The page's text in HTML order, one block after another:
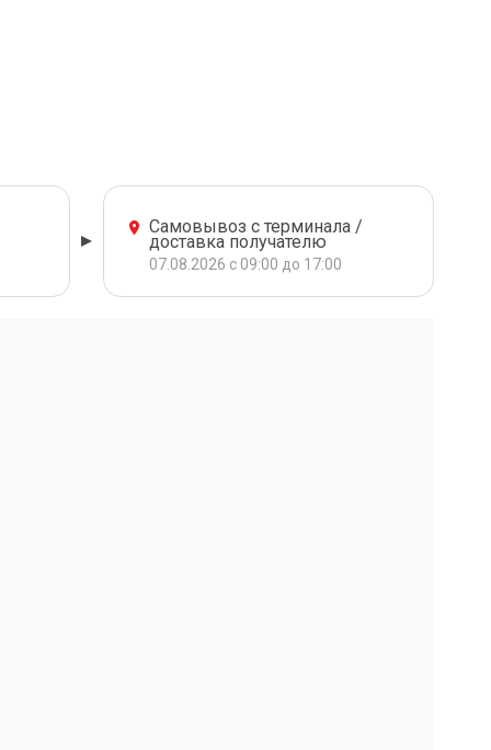
Самовывоз с терминала /
доставка получателю
07.08.2026 с 09:00 до 17:00